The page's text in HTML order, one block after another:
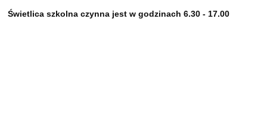
Godziny
Świetlica szkolnaczynna jest w godzinach6.30 - 17.00